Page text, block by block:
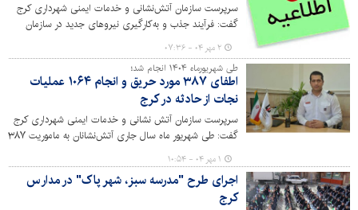
سرپرست سازمان آتش‌نشانی و خدمات ایمنی شهرداری کرج
گفت: فرآیند جذب و به‌کارگیری نیروهای جدید در سازمان
آتش‌نشانی و خدمات ایمنی شهرداری کرج با اعلام نتایج
آزمون استخدامی از سوی جهاد دانشگاهی وارد مرحله تازه‌ای
شد.
۲ مهر ۰۴ - ۰۷:۳۶
طی شهریورماه ۱۴۰۴ انجام شد؛
اطفای ۳۸۷ مورد حریق و انجام ۱۰۶۴ عملیات
نجات از حادثه در کرج
سرپرست سازمان آتش نشانی و خدمات ایمنی شهرداری کرج
گفت: طی شهریور ماه سال جاری آتش‌نشانان به ماموریت ۳۸۷
مورد حریق و یک‌هزار و ۶۴ مورد حادثه اعزام شده‌اند.
۱ مهر ۰۴ - ۱۰:۵۴
اجرای طرح "مدرسه سبز، شهر پاک" در مدارس
کرج